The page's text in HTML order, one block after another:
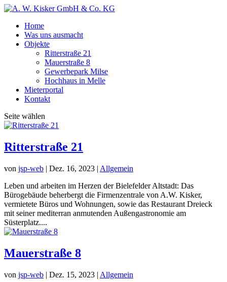
Home
Was uns ausmacht
Objekte
Ritterstraße 21
Mauerstraße 8
Gewerbepark Milse
Hochhaus in Melle
Mieterportal
Kontakt
Seite wählen
Ritterstraße 21
von jsp-web | Dez. 16, 2023 | Allgemein
Leben und arbeiten im Herzen der Bielefelder Altstadt: Das
Bürogebäude beherbergt die Firmenzentrale von A.W. Kisker,
vermietete Büros und Wohnungen, sowie das Restaurant Dreieck
mit seiner mediterran anmutenden Außengastronomie am
Süsterplatz....
Mauerstraße 8
von jsp-web | Dez. 15, 2023 | Allgemein